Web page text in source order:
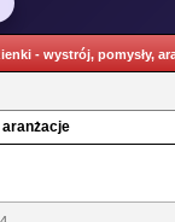
- wystrój, pomysły,
aranżacje